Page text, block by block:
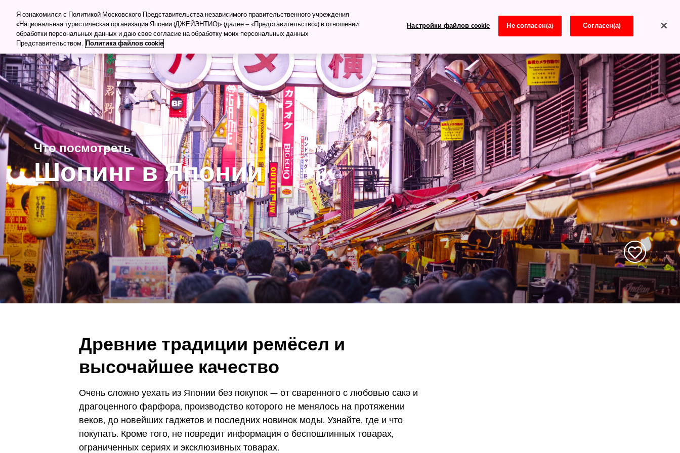
Для туркомпаний Для прессы Деловой туризм
Куда поехать Что посмотреть Новости
Что посмотреть
Шопинг в Японии
Древние традиции ремёсел и
высочайшее качество
Очень сложно уехать из Японии без покупок — от сваренного с любовью сакэ и
драгоценного фарфора, производство которого не менялось на протяжении
веков, до новейших гаджетов и последних новинок моды. Узнайте, где и что
покупать. Кроме того, не повредит информация о беспошлинных товарах,
ограниченных сериях и эксклюзивных товарах.
Я ознакомился с Политикой Московского Представительства независимого правительственного учреждения
«Национальная туристическая организация Японии (ДЖЕЙЭНТИО)» (далее – «Представительство») в отношении
обработки персональных данных и даю свое согласие на обработку моих персональных данных
Представительством. Политика файлов cookie
Настройки файлов cookie Не согласен(а) Согласен(а)